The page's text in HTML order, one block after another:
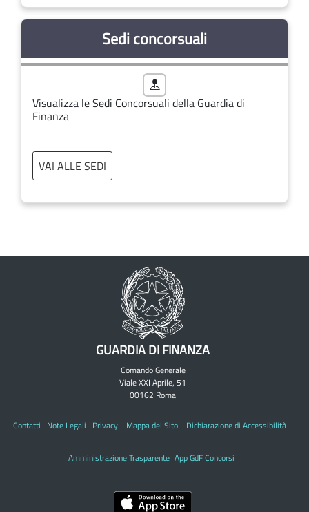
Sedi concorsuali
Visualizza le Sedi Concorsuali della Guardia di
Finanza
VAI ALLE SEDI
GUARDIA DI FINANZA
Comando Generale
Viale XXI Aprile, 51
00162 Roma
Contatti Note Legali Privacy Mappa del Sito Dichiarazione di Accessibilità
Amministrazione Trasparente App GdF Concorsi